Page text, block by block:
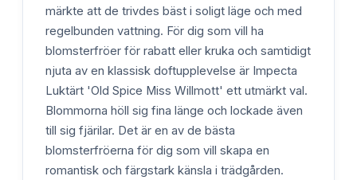
märkte att de trivdes bäst i soligt läge och med
regelbunden vattning. För dig som vill ha
blomsterfröer för rabatt eller kruka och samtidigt
njuta av en klassisk doftupplevelse är Impecta
Luktärt 'Old Spice Miss Willmott' ett utmärkt val.
Blommorna höll sig fina länge och lockade även
till sig fjärilar. Det är en av de bästa
blomsterfröerna för dig som vill skapa en
romantisk och färgstark känsla i trädgården.